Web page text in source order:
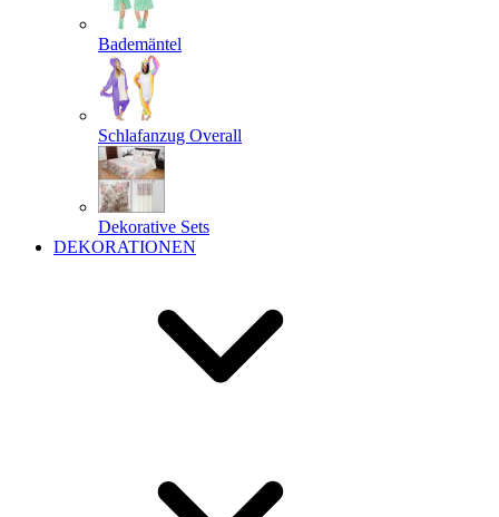
Bademäntel
Schlafanzug Overall
Dekorative Sets
DEKORATIONEN